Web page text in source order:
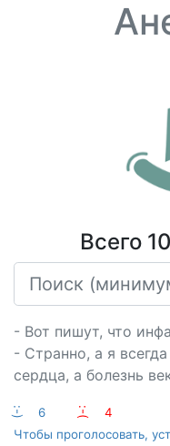
Всего
- Вот пишут, что
- Странно, а я
сердца, а болезнь
:-) 6 :-(
4
Чтобы проголосовать,